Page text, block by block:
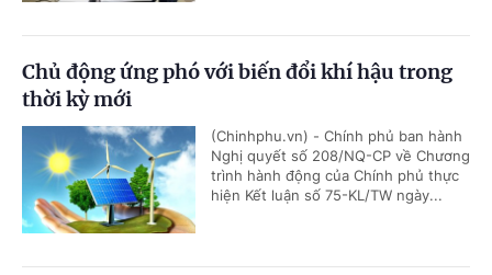
Chủ động ứng phó với biến đổi khí hậu trong
thời kỳ mới
(Chinhphu.vn) - Chính phủ ban hành
Nghị quyết số 208/NQ-CP về Chương
trình hành động của Chính phủ thực
hiện Kết luận số 75-KL/TW ngày...